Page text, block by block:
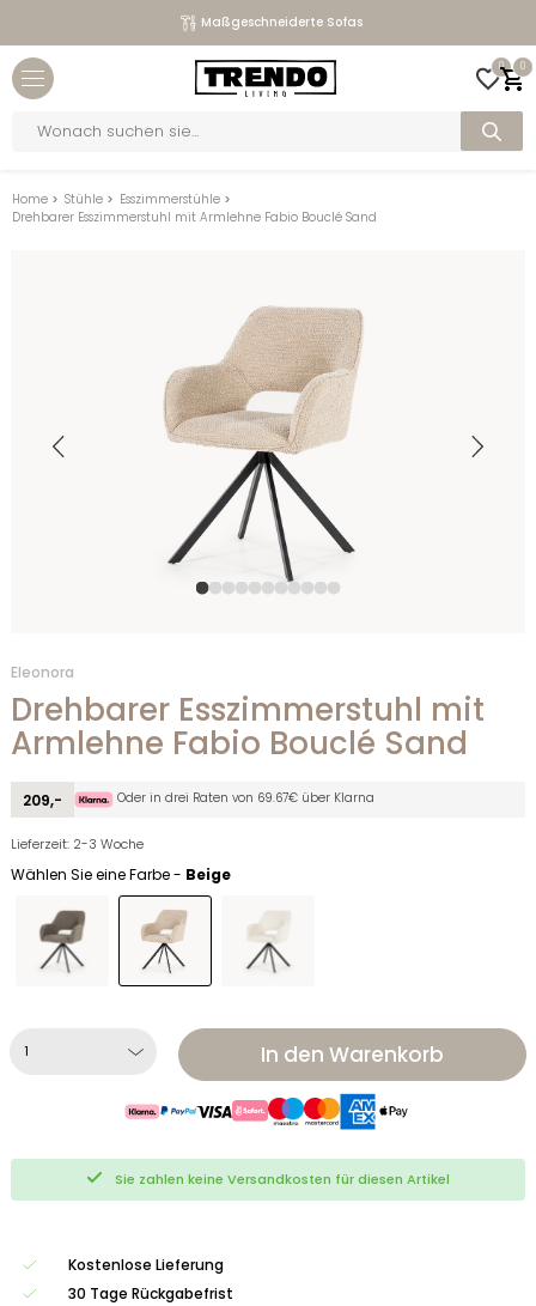
Maßgeschneiderte Sofas
0 0
search
Home > Stühle > Esszimmerstühle >
Drehbarer Esszimmerstuhl mit Armlehne Fabio Bouclé Sand
Eleonora
Drehbarer Esszimmerstuhl mit
Armlehne Fabio Bouclé Sand
209,- Oder in drei Raten von 69.67€ über Klarna
Lieferzeit: 2-3 Woche
Wählen Sie eine Farbe - Beige
In den Warenkorb
Sie zahlen keine Versandkosten für diesen Artikel
Kostenlose Lieferung
30 Tage Rückgabefrist